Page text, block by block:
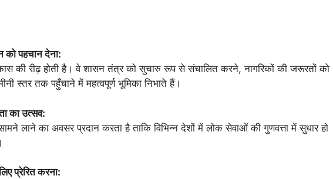
को पहचान देना:
की रीढ़ होती है। वे शासन तंत्र को सुचारु रूप से संचालित करने, नागरिकों की जरूरतों को
स्तर तक पहुँचाने में महत्वपूर्ण भूमिका निभाते हैं।
का उत्सव:
लाने का अवसर प्रदान करता है ताकि विभिन्न देशों में लोक सेवाओं की गुणवत्ता में सुधार हो
प्रेरित करना: